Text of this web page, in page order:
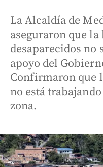
La Alcaldía de
aseguraron que la
desaparecidos no
apoyo del
Confirmaron que
no está
zona.